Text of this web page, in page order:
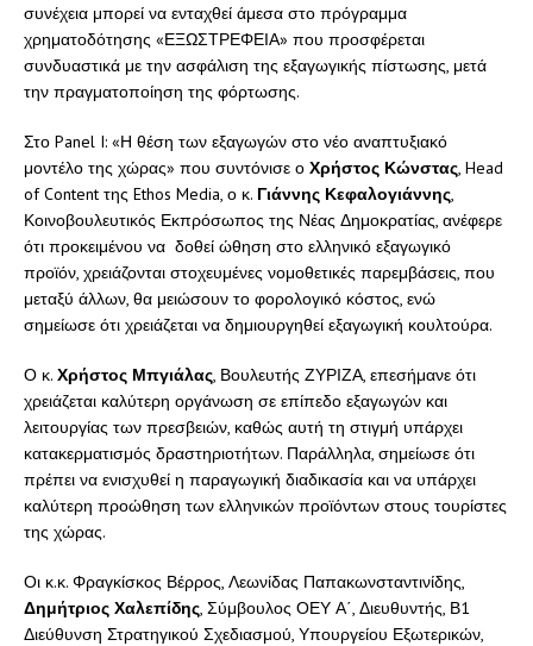
συνέχεια μπορεί να ενταχθεί άμεσα στο πρόγραμμα
χρηματοδότησης «ΕΞΩΣΤΡΕΦΕΙΑ» που προσφέρεται
συνδυαστικά με την ασφάλιση της εξαγωγικής πίστωσης, μετά
την πραγματοποίηση της φόρτωσης.
Στο Panel I: «Η θέση των εξαγωγών στο νέο αναπτυξιακό
μοντέλο της χώρας» που συντόνισε ο Χρήστος Κώνστας , Head
of Content της Ethos Media, ο κ. Γιάννης Κεφαλογιάννης
Κοινοβουλευτικός Εκπρόσωπος της Νέας Δημοκρατίας, ανέφερε
ότι προκειμένου να δοθεί ώθηση στο ελληνικό εξαγωγικό
προϊόν, χρειάζονται στοχευμένες νομοθετικές παρεμβάσεις, που
μεταξύ άλλων, θα μειώσουν το φορολογικό κόστος, ενώ
σημείωσε ότι χρειάζεται να δημιουργηθεί εξαγωγική κουλτούρα.
Ο κ. Χρήστος Μπγιάλας , Βουλευτής ΖΥΡΙΖΑ, επεσήμανε ότι
χρειάζεται καλύτερη οργάνωση σε επίπεδο εξαγωγών και
λειτουργίας των πρεσβειών, καθώς αυτή τη στιγμή υπάρχει
κατακερματισμός δραστηριοτήτων. Παράλληλα, σημείωσε ότι
πρέπει να ενισχυθεί η παραγωγική διαδικασία και να υπάρχει
καλύτερη προώθηση των ελληνικών προϊόντων στους τουρίστες
της χώρας.
Οι κ.κ. Φραγκίσκος Βέρρος, Λεωνίδας Παπακωνσταντινίδης,
Δημήτριος Χαλεπίδης , Σύμβουλος ΟΕΥ Α΄, Διευθυντής, Β1
Διεύθυνση Στρατηγικού Σχεδιασμού, Υπουργείου Εξωτερικών,